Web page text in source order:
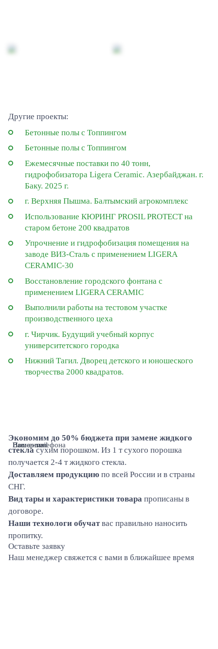
Другие проекты:
Бетонные полы с Топпингом
Бетонные полы с Топпингом
Ежемесячные поставки по 40 тонн,
гидрофобизатора Ligera Ceramic. Азербайджан. г.
Баку. 2025 г.
г. Верхняя Пышма. Балтымский агрокомплекс
Использование КЮРИНГ PROSIL PROTECT на
старом бетоне 200 квадратов
Упрочнение и гидрофобизация помещения на
заводе ВИЗ-Сталь с применением LIGERA
CERAMIC-30
Восстановление городского фонтана с
применением LIGERA CERAMIC
Выполнили работы на тестовом участке
производственного цеха
г. Чирчик. Будущий учебный корпус
университетского городка
Нижний Тагил. Дворец детского и юношеского
творчества 2000 квадратов.
Экономим до 50% бюджета при замене жидкого
стекласухим порошком. Из 1 т сухого порошка
получается 2-4 т жидкого стекла.
Доставляем продукцию по всей России и в страны
СНГ.
Вид тары и характеристики товара прописаны в
договоре.
Наши технологи обучатвас правильно наносить
пропитку.
Оставьте заявку
Наш менеджер свяжется с вами в ближайшее время
Ваше имя
Номер телефона
Ваш e-mail